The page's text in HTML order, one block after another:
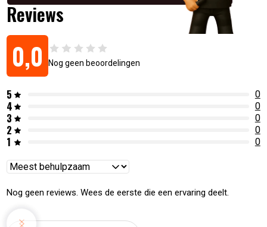
Reviews
0,0 Nog geen beoordelingen
5 0
4 0
3 0
2 0
1 0
Reviews
Nog geen reviews. Wees de eerste die een ervaring deelt.